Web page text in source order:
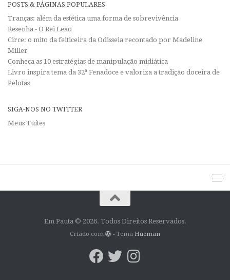
POSTS & PÁGINAS POPULARES
Tranças: além da estética uma forma de sobrevivência
Resenha - O Rei Leão
Circe: o mito da feiticeira da Odisseia recontado por Madeline
Miller
Conheça as 10 estratégias de manipulação midiática
Livro inspira tema da 32ª Fenadoce e valoriza a tradição doceira de
Pelotas
SIGA-NOS NO TWITTER
Meus Tuítes
Em Pauta © 2026. Todos Direitos Reservados.
Criado com - Tema Hueman